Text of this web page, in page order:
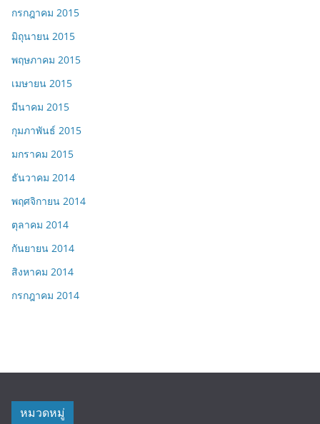
กรกฎาคม 2015
มิถุนายน 2015
พฤษภาคม 2015
เมษายน 2015
มีนาคม 2015
กุมภาพันธ์ 2015
มกราคม 2015
ธันวาคม 2014
พฤศจิกายน 2014
ตุลาคม 2014
กันยายน 2014
สิงหาคม 2014
กรกฎาคม 2014
หมวดหมู่